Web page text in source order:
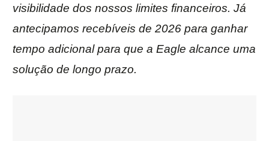
visibilidade dos nossos limites financeiros. Já
antecipamos recebíveis de 2026 para ganhar
tempo adicional para que a Eagle alcance uma
solução de longo prazo.